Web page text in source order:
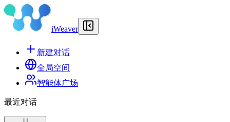
iWeaver
新建对话
全局空间
智能体广场
最近对话